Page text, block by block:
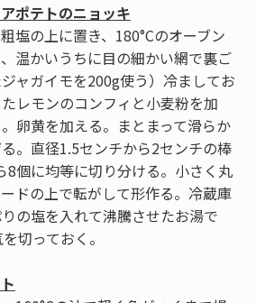
ポテトのニョッキ
塩の上に置き、180°Cのオーブン
温かいうちに目の細かい網で裏ご
ャガイモを200g使う）冷ましてお
レモンのコンフィと小麦粉を加
卵黄を加える。まとまって滑らか
。直径1.5センチから2センチの棒
8個に均等に切り分ける。小さく丸
ドの上で転がして形作る。冷蔵庫
の塩を入れて沸騰させたお湯で
切っておく。